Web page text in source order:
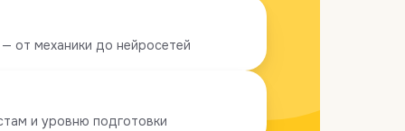
от механики до нейросетей
и уровню подготовки